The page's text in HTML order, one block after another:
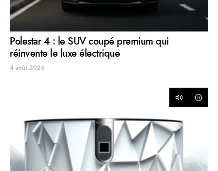
Polestar 4 : le SUV coupé premium qui
réinvente le luxe électrique
4 août 2026